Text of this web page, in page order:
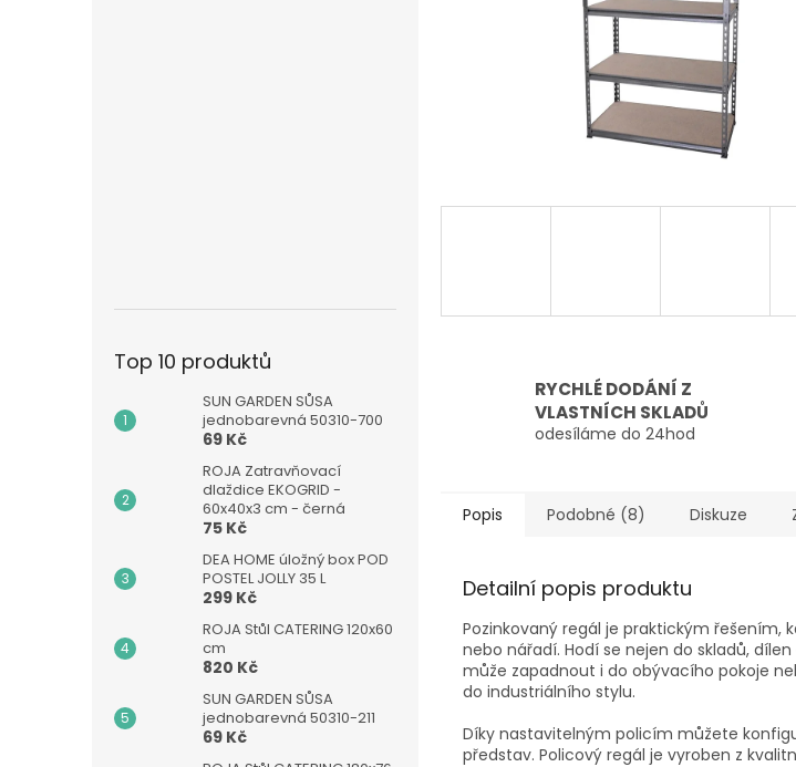
Top 10 produktů
SUN GARDEN SŮSA
jednobarevná 50310-700
69 Kč
ROJA Zatravňovací
dlaždice EKOGRID -
60x40x3 cm - černá
75 Kč
DEA HOME úložný box POD
POSTEL JOLLY 35 L
299 Kč
ROJA Stůl CATERING 120x60
cm
820 Kč
SUN GARDEN SŮSA
jednobarevná 50310-211
69 Kč
RYCHLÉ DODÁNÍ Z
VLASTNÍCH SKLADŮ
odesíláme do 24hod
Popis Podobné (8) Diskuze
Detailní popis produktu
Pozinkovaný regál je praktickým řešením,
nebo nářadí. Hodí se nejen do skladů,
může zapadnout i do obývacího pokoje
do industriálního stylu.
Díky nastavitelným policím můžete
představ. Policový regál je vyroben z